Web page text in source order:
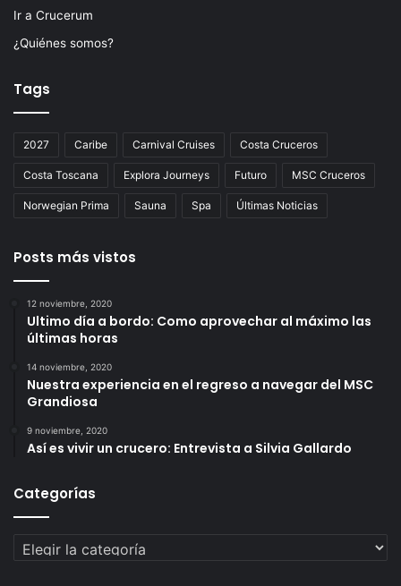
Ir a Crucerum
¿Quiénes somos?
Tags
2027 Caribe Carnival Cruises Costa Cruceros
Costa Toscana Explora Journeys Futuro MSC Cruceros
Norwegian Prima Sauna Spa Últimas Noticias
Posts más vistos
12 noviembre, 2020
Ultimo día a bordo: Como aprovechar al máximo las
últimas horas
14 noviembre, 2020
Nuestra experiencia en el regreso a navegar del MSC
Grandiosa
9 noviembre, 2020
Así es vivir un crucero: Entrevista a Silvia Gallardo
Categorías
Categorías